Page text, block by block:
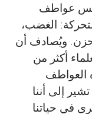
عواطف
الغضب،
ويُصادف أن
أكثر من
العواطف
إلى أننا
في حياتنا